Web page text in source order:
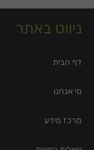
ניווט באתר
דף הבית
מי אנחנו
מרכז מידע